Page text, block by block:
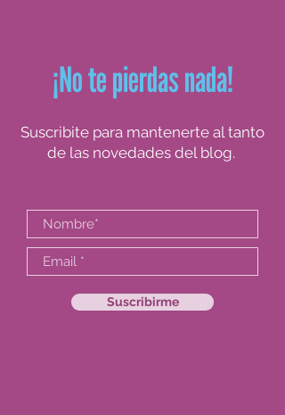
¡No te pierdas nada!
Suscribite para mantenerte al tanto
de las novedades del blog.
Suscribirme